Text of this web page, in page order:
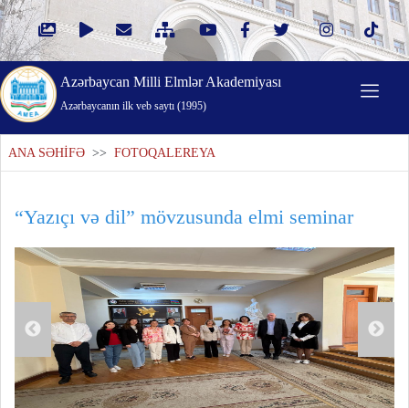
Azərbaycan Milli Elmlər Akademiyası
Azərbaycanın ilk veb saytı (1995)
ANA SƏHİFƏ >> FOTOQALEREYA
“Yazıçı və dil” mövzusunda elmi seminar